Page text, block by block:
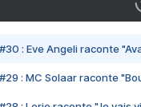
#30 : Eve Angeli raconte
#29 : MC Solaar raconte